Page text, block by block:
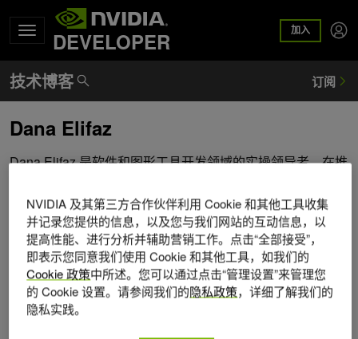
DEVELOPER 加入
Dana Elifaz
Dana Elifaz 是软件和图形工具开发领域的实操领导者，在推
Graphics - GPU Trace (一款低级分析工具) 的创始人，她一
直站在图形性能分析的前沿。她现在专注于开发内部图形工
具，同时主导将 AI 集成到企业组织的工具集中，塑造新一代
智能性能解决方案。
NVIDIA 及其第三方合作伙伴利用 Cookie 和其他工具收集
并记录您提供的信息，以及您与我们网站的互动信息，以
提高性能、进行分析并辅助营销工作。点击“全部接受”，
即表示您同意我们使用 Cookie 和其他工具，如我们的
Cookie 政策中所述。您可以通过点击“管理设置”来管理您
的 Cookie 设置。请参阅我们的隐私政策，详细了解我们的
隐私实践。